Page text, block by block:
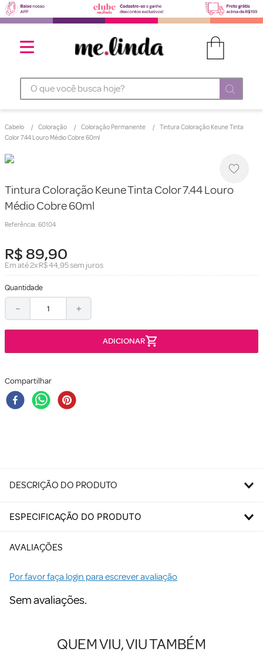
O que você busca hoje?
Cabelo Coloração Coloração Permanente
Tintura Coloração Keune Tinta
Color 7.44 Louro Médio Cobre 60ml
Tintura Coloração Keune Tinta Color 7.44 Louro
Médio Cobre 60ml
Referência: 60104
R$ 89,90
Em até2xR$44,95sem juros
Quantidade
＋
－
Compartilhar
DESCRIÇÃO DO PRODUTO
ESPECIFICAÇÃO DO PRODUTO
AVALIAÇÕES
Por favor faça login para escrever avaliação
Sem avaliações.
QUEM VIU, VIU TAMBÉM